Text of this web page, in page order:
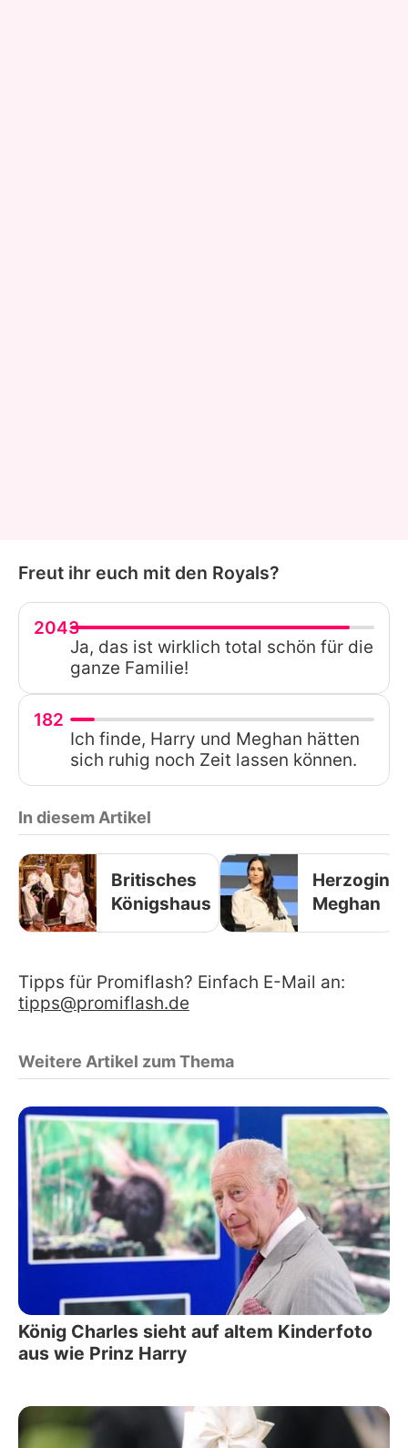
Freut ihr euch mit den Royals?
2043
Ja, das ist wirklich total schön für die
ganze Familie!
182
Ich finde, Harry und Meghan hätten
sich ruhig noch Zeit lassen können.
In diesem Artikel
Britisches
Königshaus
Herzogin
Meghan
Tipps für Promiflash? Einfach E-Mail an:
tipps@promiflash.de
Weitere Artikel zum Thema
König Charles sieht auf altem Kinderfoto
aus wie Prinz Harry